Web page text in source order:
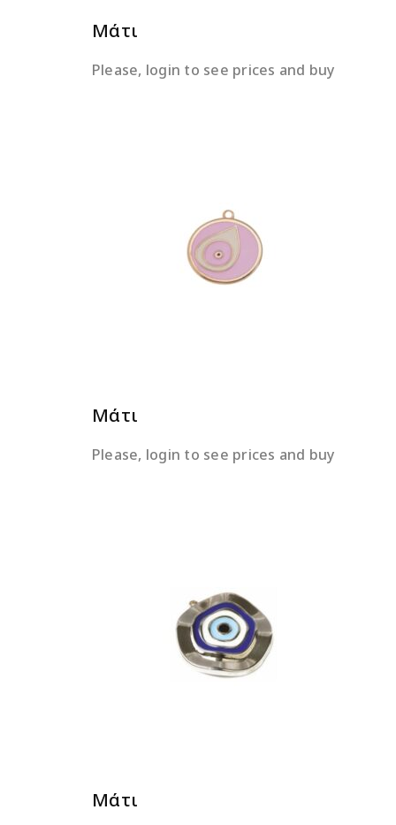
Μάτι
Please, login to see prices and buy
ΔΙΑΒΆΣΤΕ ΠΕΡΙΣΣΌΤΕΡΑ
Μάτι
Please, login to see prices and buy
ΔΙΑΒΆΣΤΕ ΠΕΡΙΣΣΌΤΕΡΑ
Μάτι